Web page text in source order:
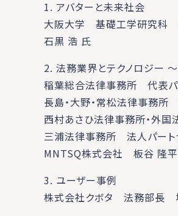
1. アバターと未来社会
大阪大学 基礎工学研究科
石黒 浩 氏
2. 法務業界とテクノロジー
稲葉総合法律事務所 代表
長島・大野・常松法律事務
西村あさひ法律事務所・外
三浦法律事務所 法人パー
MNTSQ株式会社 板谷 隆平
3. ユーザー事例
株式会社クボタ 法務部長